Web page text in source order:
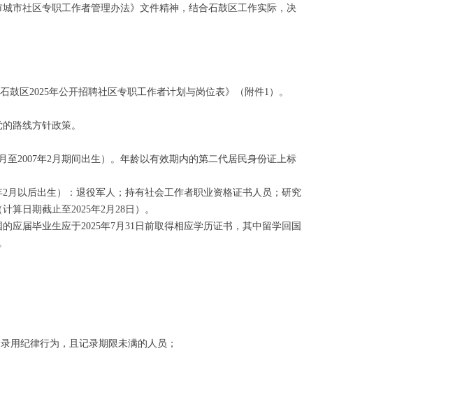
市社区专职工作者管理办法》文件精神，结合石鼓区工作实际，决
区2025年公开招聘社区专职工作者计划与岗位表》（附件1）。
路线方针政策。
2007年2月期间出生）。年龄以有效期内的第二代居民身份证上标
以后出生）：退役军人；持有社会工作者职业资格证书人员；研究
算日期截止至2025年2月28日）。
届毕业生应于2025年7月31日前取得相应学历证书，其中留学回国
纪律行为，且记录期限未满的人员；